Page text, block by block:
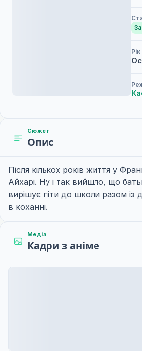
Рік
Сюжет
Опис
Після кількох років життя у
Айхарі. Ну і так вийшло, що
вирішує піти до школи разом із
в коханні.
Медіа
Кадри з аніме